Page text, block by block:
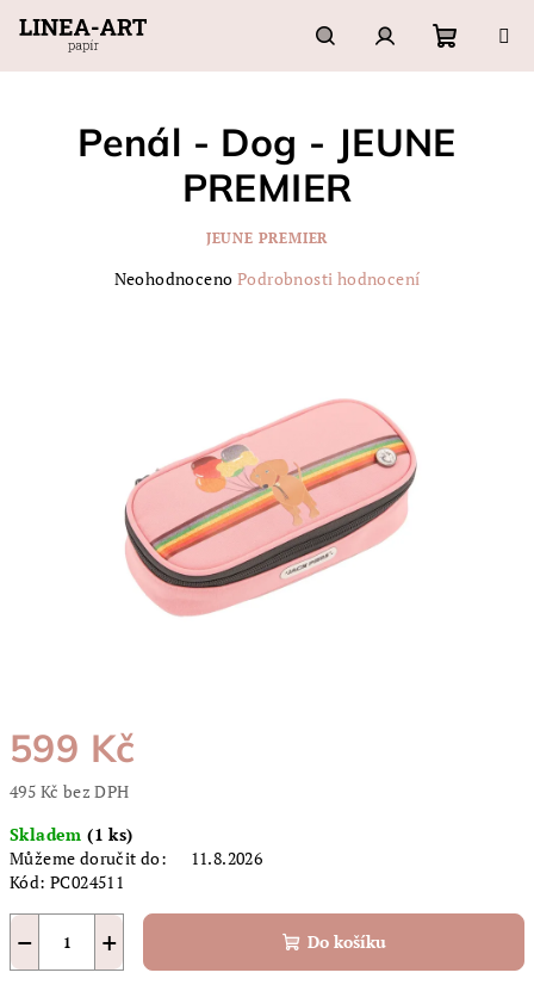
HledatPřihlášení
košík
599 Kč
495 Kč bez DPH
cena:
Skladem(1 ks)
Můžeme doručit do:
11.8.2026
Kód: PC024511
+
− Do košíku
Penál - Dog - JEUNE
PREMIER
JEUNE PREMIER
Průměrné
Neohodnoceno Podrobnosti hodnocení